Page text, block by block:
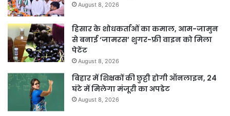
August 8, 2026
हिसार के शोधकर्ताओं का कमाल, आम-जामुन
से बनाई ‘जामरस’ शुगर-फ्री वाइन को मिला
पेटेंट
August 8, 2026
बिहार में शिक्षकों की छुट्टी होगी ऑनलाइन, 24
घंटे में मिलेगा मंजूरी का अपडेट
August 8, 2026